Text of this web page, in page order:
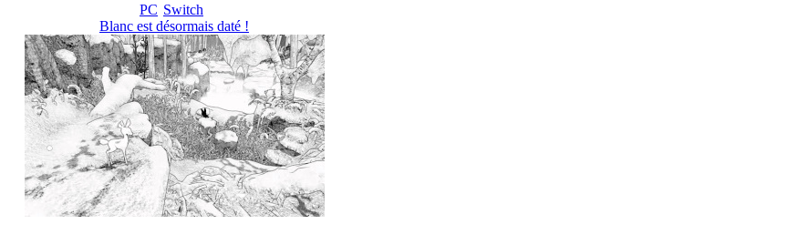
PC Switch
Blanc est désormais daté !